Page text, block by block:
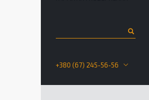
+380 (67) 245-56-56